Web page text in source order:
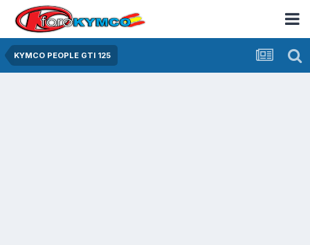
KYMCO PEOPLE GTI 125